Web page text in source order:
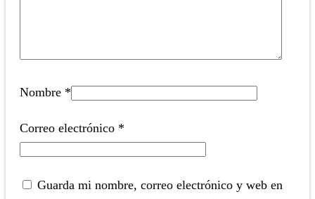
Nombre *
Correo electrónico *
Guarda mi nombre, correo electrónico y web en